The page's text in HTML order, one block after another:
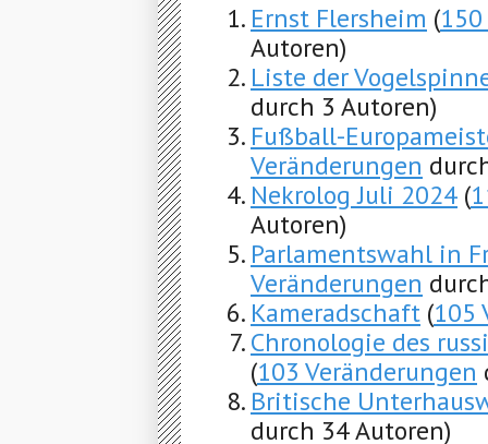
Ernst Flersheim (
Autoren)
Liste der
durch 3 Autoren)
Fußball-
Veränderungen
Nekrolog Juli 2024 (
Autoren)
Parlamentswahl in
Veränderungen
Kameradschaft (105
Chronologie des
(103 Veränderungen
Britische
durch 34 Autoren)